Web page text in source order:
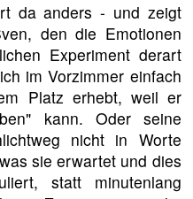
da anders - und zeigt
den die Emotionen
Experiment derart
im Vorzimmer einfach
Platz erhebt, weil er
kann. Oder seine
nicht in Worte
sie erwartet und dies
statt minutenlang